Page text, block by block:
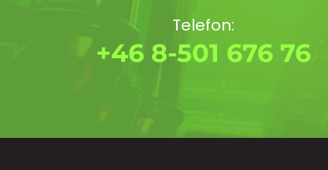
Telefon:
+46 8-501 676 76